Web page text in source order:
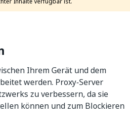
Ihrem Gerät und dem
werden. Proxy-Server
zu verbessern, da sie
können und zum Blockieren